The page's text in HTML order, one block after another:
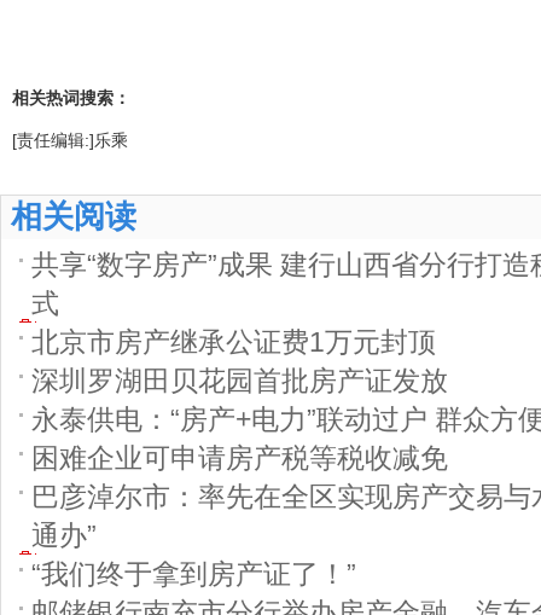
相关热词搜索：
[责任编辑:]乐乘
相关阅读
共享“数字房产”成果 建行山西省分行打
式
北京市房产继承公证费1万元封顶
深圳罗湖田贝花园首批房产证发放
永泰供电：“房产+电力”联动过户 群众方
困难企业可申请房产税等税收减免
巴彦淖尔市：率先在全区实现房产交易与
通办”
“我们终于拿到房产证了！”